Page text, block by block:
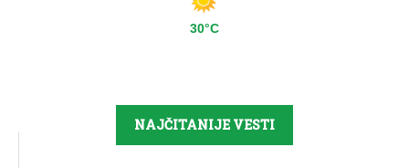
30°C
NAJČITANIJE VESTI